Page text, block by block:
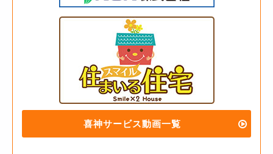
喜神サービス動画一覧